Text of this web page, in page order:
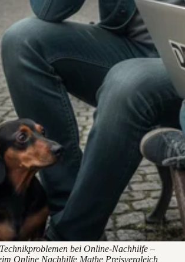
bei Online-Nachhilfe –
Online Nachhilfe Mathe Preisvergleich